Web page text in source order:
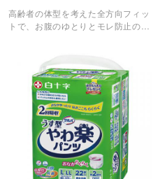
高齢者の体型を考えた全方向フィッ
トで、お腹のゆとりとモレ防止の密